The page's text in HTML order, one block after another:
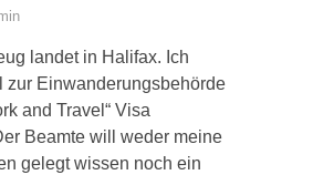
landet in Halifax. Ich
zur Einwanderungsbehörde
and Travel“ Visa
Beamte will weder meine
gelegt wissen noch ein